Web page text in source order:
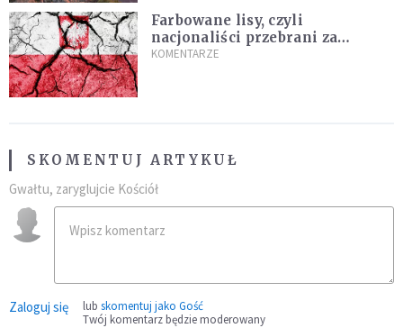
Farbowane lisy, czyli
nacjonaliści przebrani za
chrześcijan
KOMENTARZE
SKOMENTUJ ARTYKUŁ
Gwałtu, zaryglujcie Kościół
Zaloguj się lub skomentuj jako Gość
Twój komentarz będzie moderowany